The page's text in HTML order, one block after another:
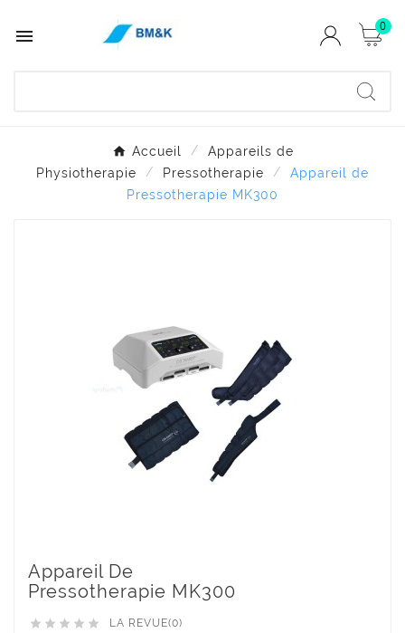
 0
Accueil
Appareils de
Physiotherapie
Pressotherapie
Appareil de
Pressotherapie MK300
Appareil De
Pressotherapie MK300
     LA REVUE(0)